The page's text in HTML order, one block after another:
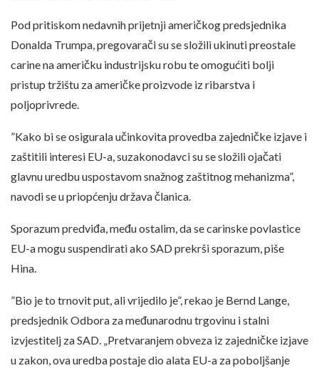
Pod pritiskom nedavnih prijetnji američkog predsjednika
Donalda Trumpa, pregovarači su se složili ukinuti preostale
carine na američku industrijsku robu te omogućiti bolji
pristup tržištu za američke proizvode iz ribarstva i
poljoprivrede.
”Kako bi se osigurala učinkovita provedba zajedničke izjave i
zaštitili interesi EU-a, suzakonodavci su se složili ojačati
glavnu uredbu uspostavom snažnog zaštitnog mehanizma”,
navodi se u priopćenju država članica.
Sporazum predviđa, među ostalim, da se carinske povlastice
EU-a mogu suspendirati ako SAD prekrši sporazum, piše
Hina.
”Bio je to trnovit put, ali vrijedilo je”, rekao je Bernd Lange,
predsjednik Odbora za međunarodnu trgovinu i stalni
izvjestitelj za SAD. „Pretvaranjem obveza iz zajedničke izjave
u zakon, ova uredba postaje dio alata EU-a za poboljšanje